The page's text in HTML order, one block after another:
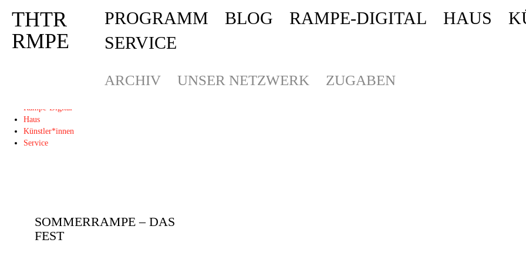
Deprecated : Die Funktion post_permalink ist seit Version 4.4.0 veraltet! Verwende stattdessen get_permalink(). in /homepages/10/d43051023/htdocs/
THTR
RMPE
Rampe-Digital
Haus
Künstler*innen
Service
THTR
RMPE
PROGRAMM BLOG RAMPE-DIGITAL HAUS
SERVICE
ARCHIV UNSER NETZWERK ZUGABEN
SOMMERRAMPE – DAS
FEST